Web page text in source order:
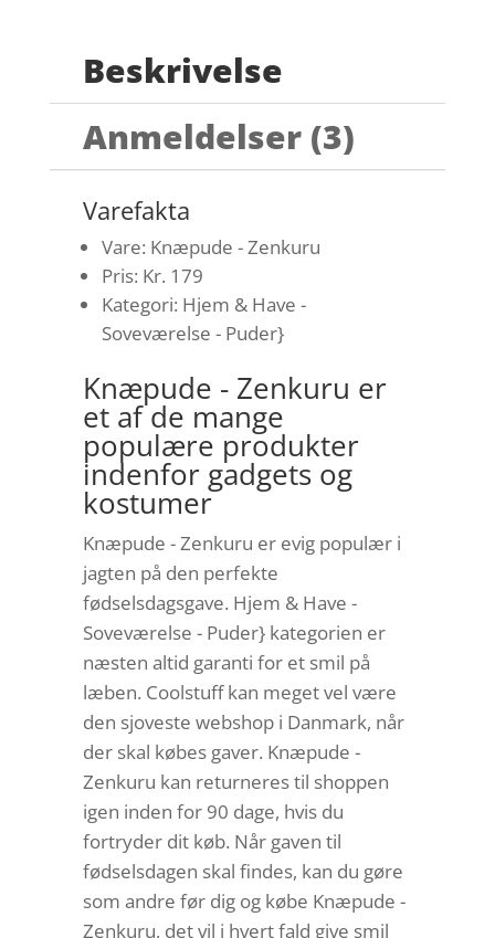
Beskrivelse
Anmeldelser (3)
Varefakta
Vare: Knæpude - Zenkuru
Pris: Kr. 179
Kategori: Hjem & Have -
Soveværelse - Puder}
Knæpude - Zenkuru er
et af de mange
populære produkter
indenfor gadgets og
kostumer
Knæpude - Zenkuru er evig populær i
jagten på den perfekte
fødselsdagsgave. Hjem & Have -
Soveværelse - Puder} kategorien er
næsten altid garanti for et smil på
læben. Coolstuff kan meget vel være
den sjoveste webshop i Danmark, når
der skal købes gaver. Knæpude -
Zenkuru kan returneres til shoppen
igen inden for 90 dage, hvis du
fortryder dit køb. Når gaven til
fødselsdagen skal findes, kan du gøre
som andre før dig og købe Knæpude -
Zenkuru, det vil i hvert fald give smil